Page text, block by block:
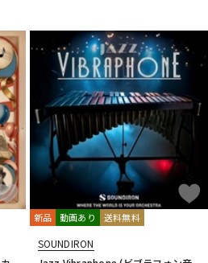
新品 動画あり 送料無料
SOUNDIRON